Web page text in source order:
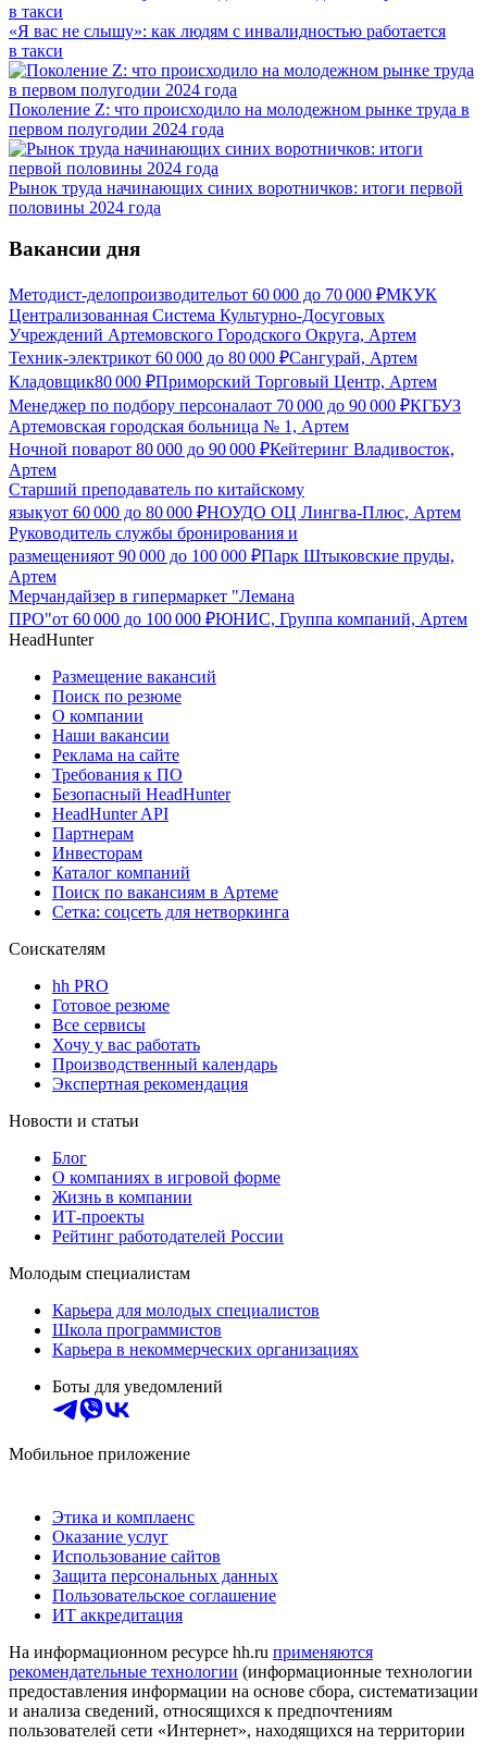
«Я вас не слышу»: как людям с инвалидностью работается
в такси
Поколение Z: что происходило на молодежном рынке труда в
первом полугодии 2024 года
Рынок труда начинающих синих воротничков: итоги первой
половины 2024 года
Вакансии дня
Методист-делопроизводительот 60 000 до 70 000 ₽МКУК
Централизованная Система Культурно-Досуговых
Учреждений Артемовского Городского Округа, Артем
Техник-электрикот 60 000 до 80 000 ₽Сангурай, Артем
Кладовщик80 000 ₽Приморский Торговый Центр, Артем
Менеджер по подбору персоналаот 70 000 до 90 000 ₽КГБУЗ
Артемовская городская больница № 1, Артем
Ночной поварот 80 000 до 90 000 ₽Кейтеринг Владивосток,
Артем
Старший преподаватель по китайскому
языкуот 60 000 до 80 000 ₽НОУДО ОЦ Лингва-Плюс, Артем
Руководитель службы бронирования и
размещенияот 90 000 до 100 000 ₽Парк Штыковские пруды,
Артем
Мерчандайзер в гипермаркет "Лемана
ПРО"от 60 000 до 100 000 ₽ЮНИС, Группа компаний, Артем
HeadHunter
Размещение вакансий
Поиск по резюме
О компании
Наши вакансии
Реклама на сайте
Требования к ПО
Безопасный HeadHunter
HeadHunter API
Партнерам
Инвесторам
Каталог компаний
Поиск по вакансиям в Артеме
Сетка: соцсеть для нетворкинга
Соискателям
hh PRO
Готовое резюме
Все сервисы
Хочу у вас работать
Производственный календарь
Экспертная рекомендация
Новости и статьи
Блог
О компаниях в игровой форме
Жизнь в компании
ИТ-проекты
Рейтинг работодателей России
Молодым специалистам
Карьера для молодых специалистов
Школа программистов
Карьера в некоммерческих организациях
Боты для уведомлений
Мобильное приложение
Этика и комплаенс
Оказание услуг
Использование сайтов
Защита персональных данных
Пользовательское соглашение
ИТ аккредитация
На информационном ресурсе hh.ru применяются
рекомендательные технологии (информационные технологии
предоставления информации на основе сбора, систематизации
и анализа сведений, относящихся к предпочтениям
пользователей сети «Интернет», находящихся на территории